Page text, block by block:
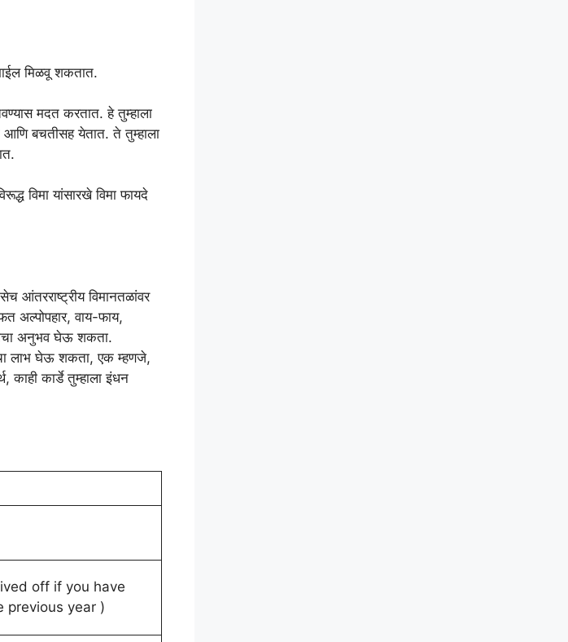
मिळवू शकतात.
मदत करतात. हे तुम्हाला
आणि बचतीसह येतात. ते तुम्हाला
विमा यांसारखे विमा फायदे
आंतरराष्ट्रीय विमानतळांवर
अल्पोपहार, वाय-फाय,
अनुभव घेऊ शकता.
लाभ घेऊ शकता, एक म्हणजे,
काही कार्डे तुम्हाला इंधन
off if you have
previous year )